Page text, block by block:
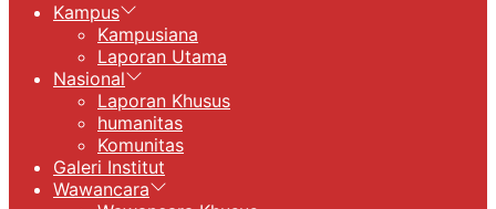
Kampus
Kampusiana
Laporan Utama
Nasional
Laporan Khusus
humanitas
Komunitas
Galeri Institut
Wawancara